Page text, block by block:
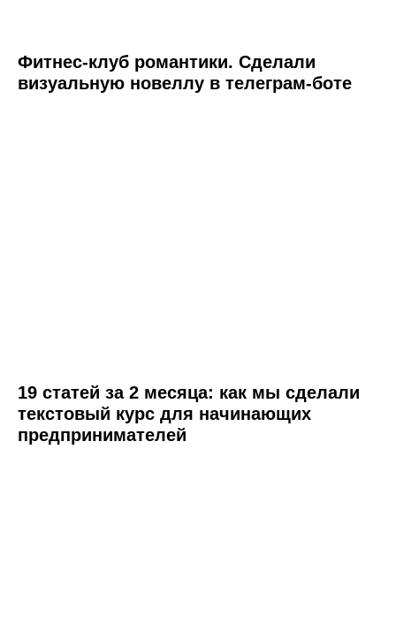
Фитнес-клуб романтики. Сделали
визуальную новеллу в телеграм-боте
19 статей за 2 месяца: как мы сделали
текстовый курс для начинающих
предпринимателей